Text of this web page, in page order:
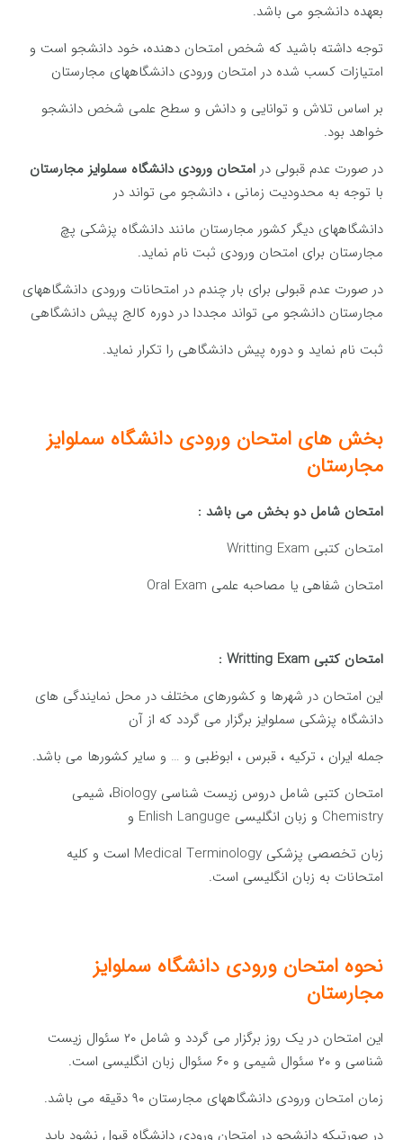
بعهده دانشجو می باشد.
توجه داشته باشید که شخص امتحان دهنده، خود دانشجو است و
امتیازات کسب شده در امتحان ورودی دانشگاههای مجارستان
بر اساس تلاش و توانایی و دانش و سطح علمی شخص دانشجو
خواهد بود.
‌در صورت عدم قبولی درامتحان ورودی دانشگاه سملوایز مجارستان
با توجه به محدودیت زمانی ، دانشجو می تواند در
دانشگاههای دیگر کشور مجارستان مانند دانشگاه پزشکی پچ
مجارستان برای امتحان ورودی ثبت نام نماید.
در صورت عدم قبولی برای بار چندم در امتحانات ورودی دانشگاههای
مجارستان دانشجو می تواند مجددا در دوره کالج پیش دانشگاهی
ثبت نام نماید و دوره پیش دانشگاهی را تکرار نماید.
بخش های امتحان ورودی دانشگاه سملوایز
مجارستان
امتحان شامل دو بخش می باشد :
امتحان کتبی Writting Exam
امتحان شفاهی یا مصاحبه علمی Oral Exam
امتحان کتبی Writting Exam :
این امتحان در شهرها و کشورهای مختلف در محل نمایندگی های
دانشگاه پزشکی سملوایز برگزار می گردد که از آن
جمله ایران ، ترکیه ، قبرس ، ابوظبی و … و سایر کشورها می باشد.
امتحان کتبی شامل دروس زیست شناسی Biology، شیمی
Chemistry و زبان انگلیسی Enlish Languge و
زبان تخصصی پزشکی Medical Terminology است و کلیه
امتحانات به زبان انگلیسی است.
نحوه امتحان ورودی دانشگاه سملوایز
مجارستان
این امتحان در یک روز برگزار می گردد و شامل ۲۰ سئوال زیست
شناسی و ۲۰ سئوال شیمی و ۶۰ سئوال زبان انگلیسی است.
زمان امتحان ورودی دانشگاههای مجارستان ۹۰ دقیقه می باشد.
در صورتیکه دانشجو در امتحان ورودی دانشگاه قبول نشود باید